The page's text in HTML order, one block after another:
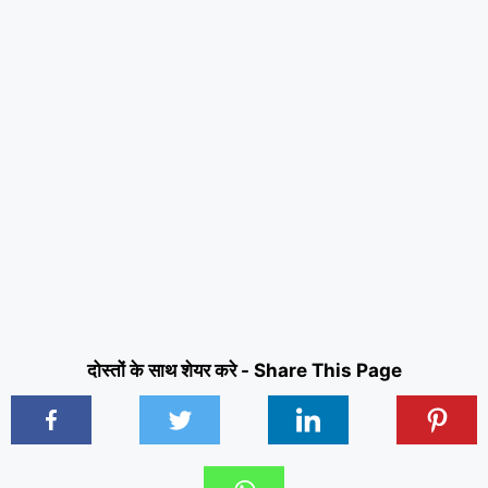
दोस्तों के साथ शेयर करे - Share This Page